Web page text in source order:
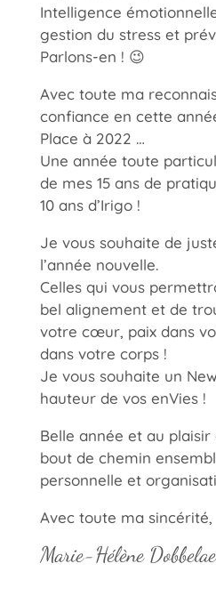
Intelligence
gestion du stress et
Parlons-en ! 😉
Avec toute ma
confiance en cette
Place à 2022 …
Une année toute
de mes 15 ans de
10 ans d’Irigo !
Je vous souhaite de
l’année nouvelle.
Celles qui vous
bel alignement et de
votre cœur, paix dans
dans votre corps !
Je vous souhaite un
hauteur de vos enVies !
Belle année et au plaisir
bout de chemin
personnelle et
Avec toute ma sincérité,
Marie-Hélène